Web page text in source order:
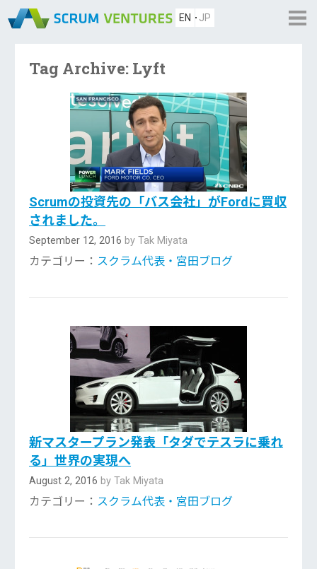
EN JP
Tag Archive: Lyft
Scrumの投資先の「バス会社」がFordに買収
されました。
September 12, 2016 by Tak Miyata
カテゴリー： スクラム代表・宮田ブログ
新マスタープラン発表「タダでテスラに乗れ
る」世界の実現へ
August 2, 2016 by Tak Miyata
カテゴリー： スクラム代表・宮田ブログ